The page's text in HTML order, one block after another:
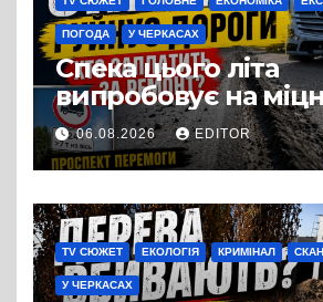
ПОГОДА У ЧЕРКАСАХ
Спека цього літа
випробовує на
лише людей, а й
Черкас
06.08.2026 EDITOR
TV СЮЖЕТ ЕКОЛОГІЯ КРИМІНАЛ
У ЧЕРКАСАХ